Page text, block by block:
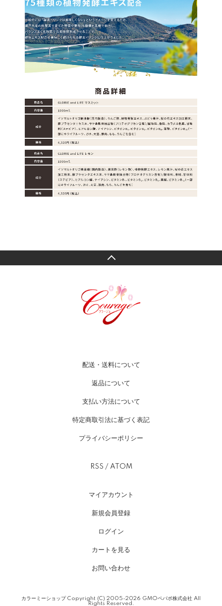
配送・送料について
返品について
支払い方法について
特定商取引法に基づく表記
プライバシーポリシー
RSS / ATOM
マイアカウント
新規会員登録
ログイン
カートを見る
お問い合わせ
カラーミーショップ Copyright (C) 2005-2026 GMOペパボ株式会社 All
Rights Reserved.